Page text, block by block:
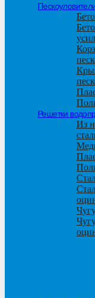
Решетки
Из